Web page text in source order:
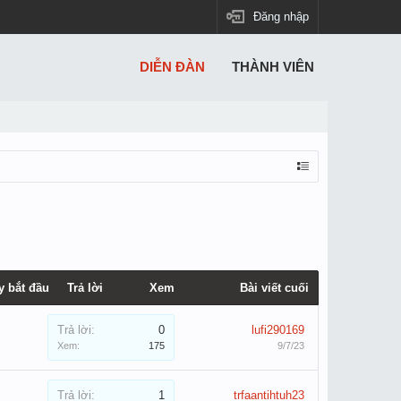
Đăng nhập
bắt đầu Trả lời Xem Bài viết cuối
Trả lời: 0
Xem: 175
lufi290169
9/7/23
Trả lời: 1 trfaantihtuh23
DIỄN ĐÀN THÀNH VIÊN